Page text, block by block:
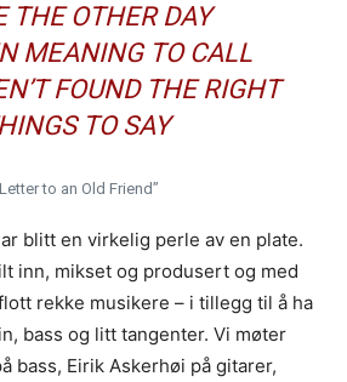
THE OTHER DAY
MEANING TO CALL
FOUND THE RIGHT
TO SAY
to an Old Friend”
blitt en virkelig perle av en plate.
inn, mikset og produsert og med
rekke musikere – i tillegg til å ha
bass og litt tangenter. Vi møter
bass, Eirik Askerhøi på gitarer,